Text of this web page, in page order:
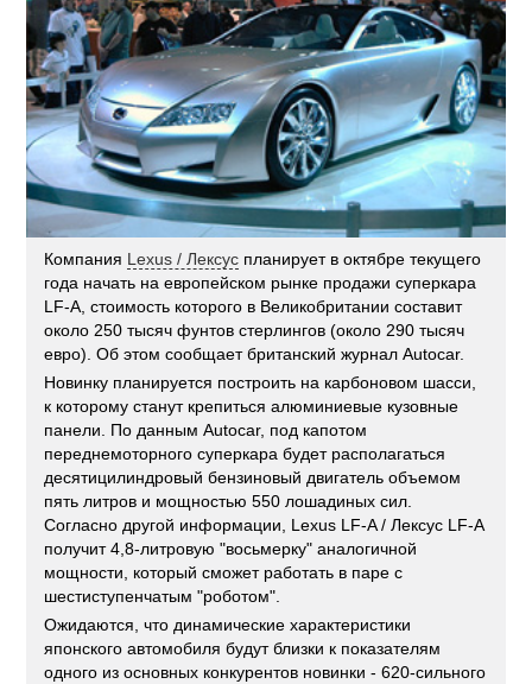
Компания Lexus / Лексус планирует в октябре текущего
года начать на европейском рынке продажи суперкара
LF-A, стоимость которого в Великобритании составит
около 250 тысяч фунтов стерлингов (около 290 тысяч
евро). Об этом сообщает британский журнал Autocar.
Новинку планируется построить на карбоновом шасси,
к которому станут крепиться алюминиевые кузовные
панели. По данным Autocar, под капотом
переднемоторного суперкара будет располагаться
десятицилиндровый бензиновый двигатель объемом
пять литров и мощностью 550 лошадиных сил.
Согласно другой информации, Lexus LF-A / Лексус LF-A
получит 4,8-литровую "восьмерку" аналогичной
мощности, который сможет работать в паре с
шестиступенчатым "роботом".
Ожидаются, что динамические характеристики
японского автомобиля будут близки к показателям
одного из основных конкурентов новинки - 620-сильного